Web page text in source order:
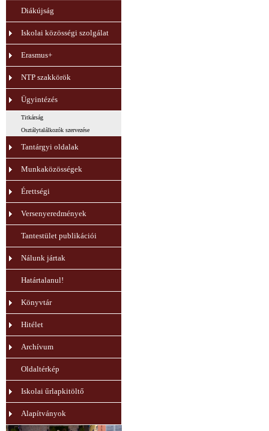
Diákújság
Iskolai közösségi szolgálat
Erasmus+
NTP szakkörök
Ügyintézés
Titkárság
Osztálytalálkozók szervezése
Tantárgyi oldalak
Munkaközösségek
Érettségi
Versenyeredmények
Tantestület publikációi
Nálunk jártak
Határtalanul!
Könyvtár
Hitélet
Archívum
Oldaltérkép
Iskolai űrlapkitöltő
Alapítványok